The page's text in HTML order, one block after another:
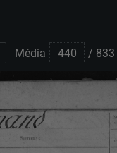
Média / 833